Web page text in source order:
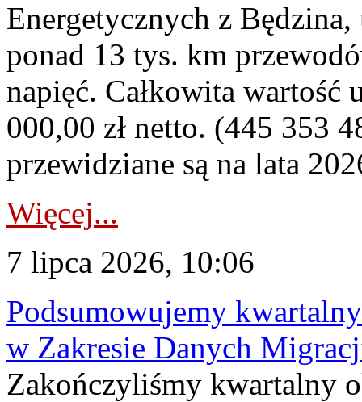
Energetycznych z
ponad 13 tys. km
napięć. Całkowita
000,00 zł netto. (445 353
przewidziane są na lata
Więcej...
7 lipca 2026, 10:06
Podsumowujemy
w Zakresie Danych
Zakończyliśmy kwartalny